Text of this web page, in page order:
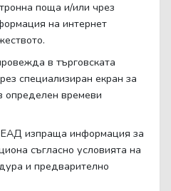
поща и/или чрез
на интернет
в търговската
специализиран екран за
определен времеви
ЕАД изпраща информация за
съгласно условията на
и предварително